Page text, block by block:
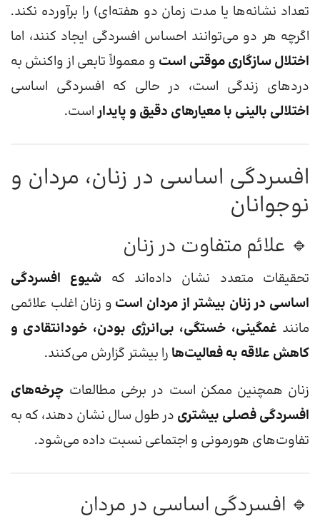
تعداد نشانه‌ها یا مدت زمان دو هفته‌ای) را برآورده نکند.
اگرچه هر دو می‌توانند احساس افسردگی ایجاد کنند، اما
اختلال سازگاری موقتی است و معمولاً تابعی از واکنش به
دردهای زندگی است، در حالی که افسردگی اساسی
اختلالی بالینی با معیارهای دقیق و پایداراست.
افسردگی اساسی در زنان، مردان و
نوجوانان
🔹 علائم متفاوت در زنان
تحقیقات متعدد نشان داده‌اند که شیوع افسردگی
اساسی در زنان بیشتر از مردان است و زنان اغلب علائمی
مانند غمگینی، خستگی، بی‌انرژی بودن، خودانتقادی و
کاهش علاقه به فعالیت‌ها را بیشتر گزارش می‌کنند.
زنان همچنین ممکن است در برخی مطالعات چرخه‌های
افسردگی فصلی بیشتری در طول سال نشان دهند، که به
تفاوت‌های هورمونی و اجتماعی نسبت داده می‌شود.
🔹 افسردگی اساسی در مردان